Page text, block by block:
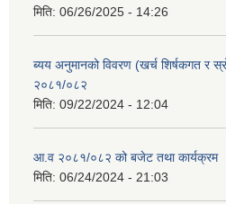
मिति: 06/26/2025 - 14:26
ब्यय अनुमानको विवरण (खर्च शिर्षकगत र
२०८१/०८२
मिति: 09/22/2024 - 12:04
आ.व २०८१/०८२ को बजेट तथा कार्यक्रम
मिति: 06/24/2024 - 21:03